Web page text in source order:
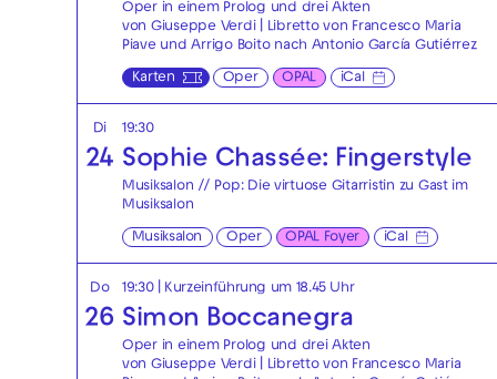
Oper in einem Prolog und drei Akten
von Giuseppe Verdi | Libretto von Francesco Maria
Piave und Arrigo Boito nach Antonio García Gutiérrez
Karten Oper OPAL iCal
Di
24
19:30
Sophie Chassée: Fingerstyle
Musiksalon // Pop: Die virtuose Gitarristin zu Gast im
Musiksalon
Musiksalon Oper OPAL Foyer iCal
Do
26
19:30 | Kurzeinführung um 18.45 Uhr
Simon Boccanegra
Oper in einem Prolog und drei Akten
von Giuseppe Verdi | Libretto von Francesco Maria